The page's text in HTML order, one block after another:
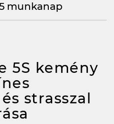
munkanap
5S kemény
strasszal